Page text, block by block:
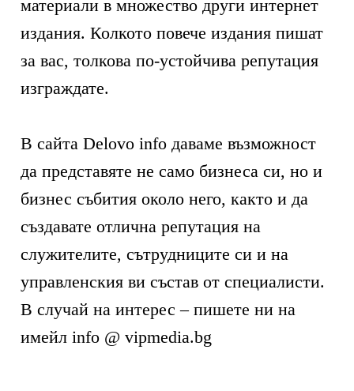
материали в множество други интернет
издания. Колкото повече издания пишат
за вас, толкова по-устойчива репутация
изграждате.
В сайта Delovo info даваме възможност
да представяте не само бизнеса си, но и
бизнес събития около него, както и да
създавате отлична репутация на
служителите, сътрудниците си и на
управленския ви състав от специалисти.
В случай на интерес – пишете ни на
имейл info @ vipmedia.bg